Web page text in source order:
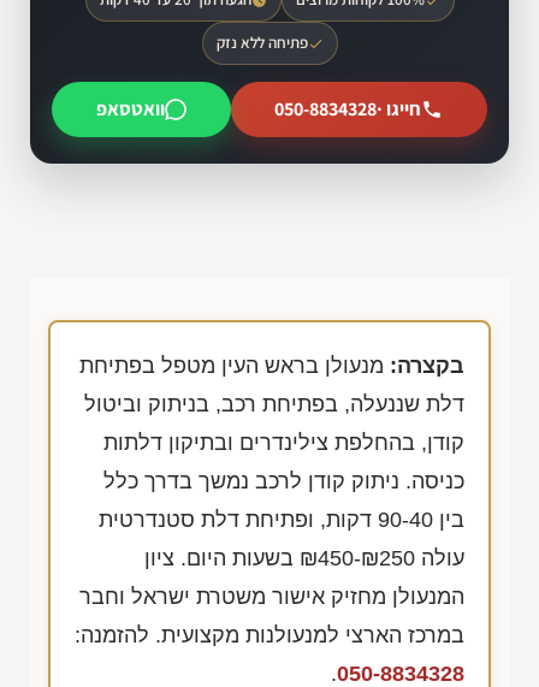
פתיחה ללא נזק
חייגו ·050-8834328 וואטסאפ
בקצרה: מנעולן בראש העין מטפל בפתיחת
דלת שננעלה, בפתיחת רכב, בניתוק וביטול
קודן, בהחלפת צילינדרים ובתיקון דלתות
כניסה. ניתוק קודן לרכב נמשך בדרך כלל
בין 90-40 דקות, ופתיחת דלת סטנדרטית
עולה ₪450-₪250 בשעות היום. ציון
המנעולן מחזיק אישור משטרת ישראל וחבר
במרכז הארצי למנעולנות מקצועית. להזמנה:
050-8834328
.